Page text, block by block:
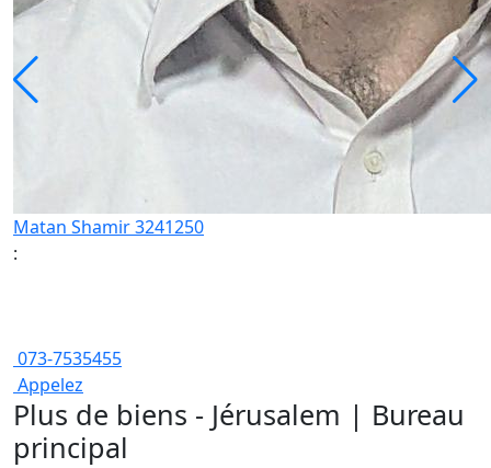
Matan Shamir 3241250
:
073-7535455
Appelez
Plus de biens - Jérusalem | Bureau
principal